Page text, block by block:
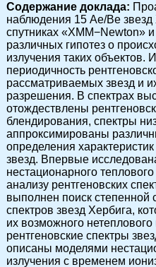
Cодержание доклада:
наблюдения 15 Ae/Be
спутниках «XMM−Newton»
различных гипотез о
излучения таких объектов.
периодичность
рассматриваемых звезд и
разрешения. В спектрах
отождествлены
блендирования, спектры
аппроксимированы
определения
звезд. Впервые
нестационарного
анализу рентгеновских
выполнен поиск степенной
спектров звезд Хербига,
их возможного
рентгеновские спектры
описаны моделями
излучения с временем